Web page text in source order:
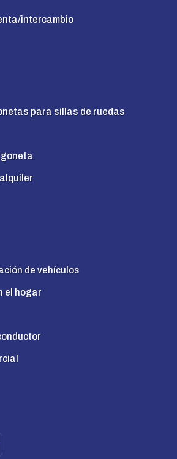
intercambio
para sillas de ruedas
de vehículos
el hogar